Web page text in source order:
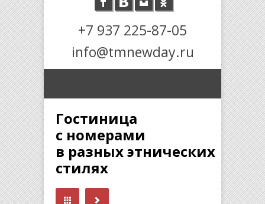
+7 937 225-87-05
info@tmnewday.ru
Гостиница
с номерами
в разных этнических
стилях